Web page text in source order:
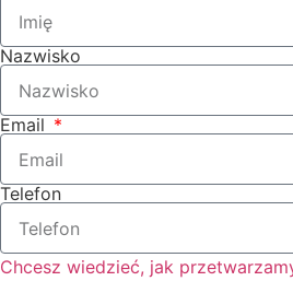
Nazwisko
Email
Telefon
Chcesz wiedzieć, jak